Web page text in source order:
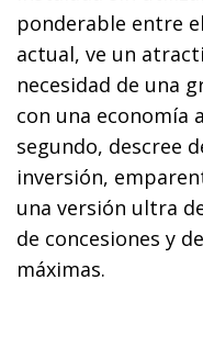
ponderable entre
actual, ve un
necesidad de una
con una economía
segundo, descree
inversión,
una versión ultra
de concesiones y
máximas.